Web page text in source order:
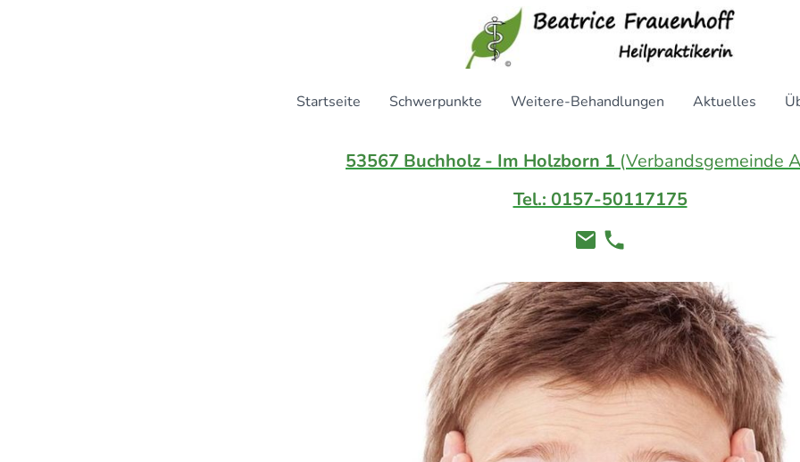
Startseite Schwerpunkte Weitere-Behandlungen Aktuelles
53567 Buchholz - Im Holzborn 1 (Verbandsgemeinde
Tel.: 0157-50117175